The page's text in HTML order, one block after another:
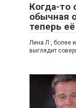
Когда-то
обычная
теперь
Лина Л., более
выглядит